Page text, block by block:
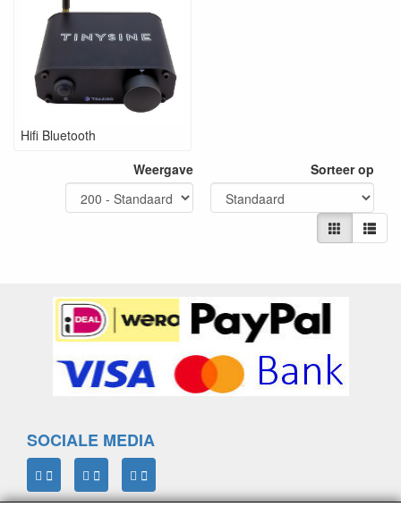
Hifi Bluetooth
Weergave
Sorteer op
SOCIALE MEDIA